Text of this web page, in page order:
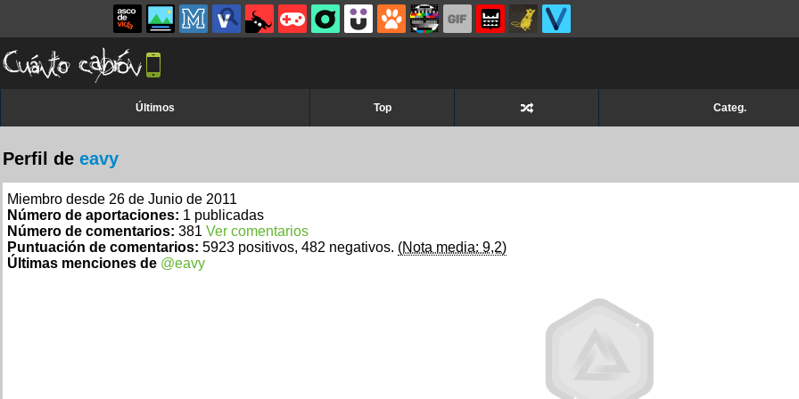
Últimos Top Categ.
Perfil de eavy
Miembro desde 26 de Junio de 2011
Número de aportaciones: 1 publicadas
Número de comentarios: 381 Ver comentarios
Puntuación de comentarios: 5923 positivos, 482 negativos. (Nota media: 9,2)
Últimas menciones de @eavy